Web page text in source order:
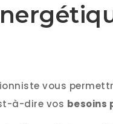
vous
à-dire vos besoins